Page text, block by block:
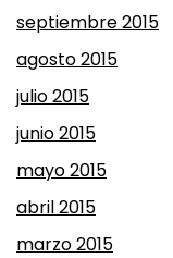
septiembre 2015
agosto 2015
julio 2015
junio 2015
mayo 2015
abril 2015
marzo 2015